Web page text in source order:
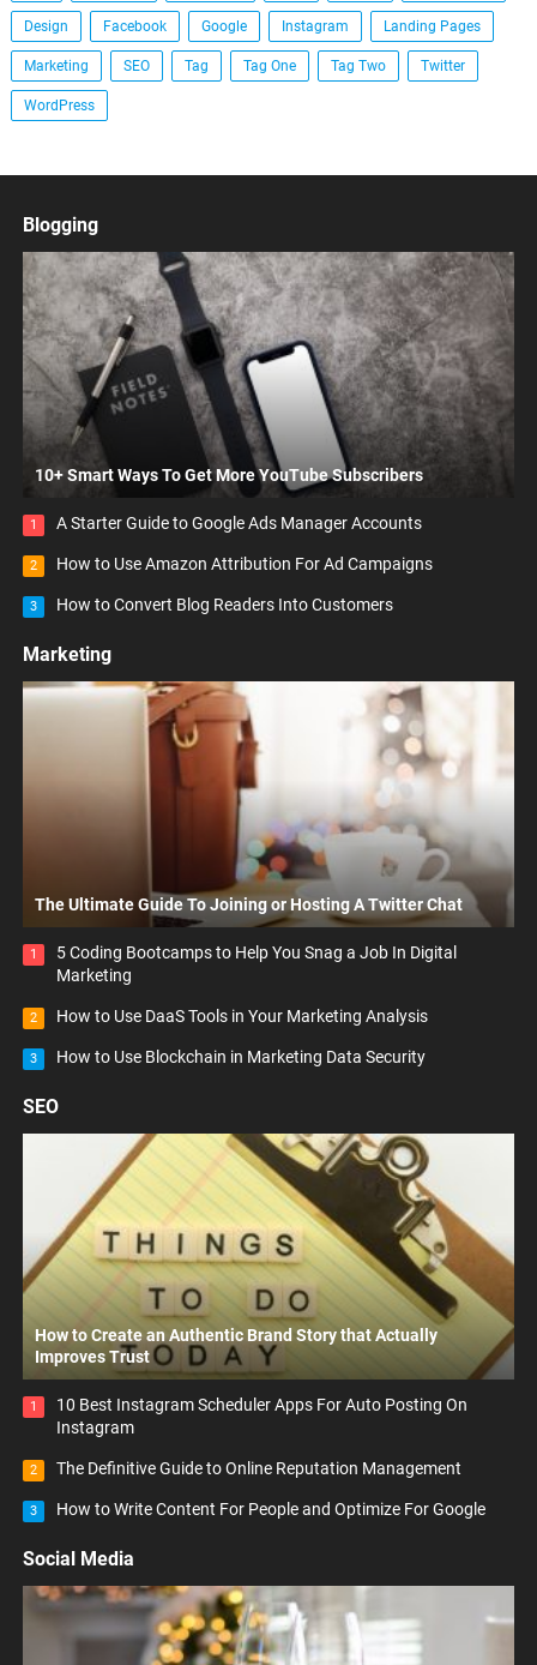
Design Facebook Google Instagram Landing Pages
Marketing SEO Tag Tag One Tag Two Twitter
WordPress
Blogging
10+ Smart Ways To Get More YouTube Subscribers
1 A Starter Guide to Google Ads Manager Accounts
2 How to Use Amazon Attribution For Ad Campaigns
3 How to Convert Blog Readers Into Customers
Marketing
The Ultimate Guide To Joining or Hosting A Twitter Chat
1
5 Coding Bootcamps to Help You Snag a Job In Digital
Marketing
2 How to Use DaaS Tools in Your Marketing Analysis
3 How to Use Blockchain in Marketing Data Security
SEO
How to Create an Authentic Brand Story that Actually
Improves Trust
1
10 Best Instagram Scheduler Apps For Auto Posting On
Instagram
2 The Definitive Guide to Online Reputation Management
3 How to Write Content For People and Optimize For Google
Social Media